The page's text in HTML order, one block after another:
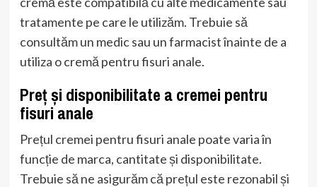
tratamente pe care le utilizăm. Trebuie să
consultăm un medic sau un farmacist înainte de a
utiliza o cremă pentru fisuri anale.
Preț și disponibilitate a cremei pentru
fisuri anale
Prețul cremei pentru fisuri anale poate varia în
funcție de marca, cantitate și disponibilitate.
Trebuie să ne asigurăm că prețul este rezonabil și